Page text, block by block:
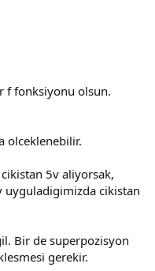
f fonksiyonu olsun.
olceklenebilir.
5v aliyorsak,
cikistan
Bir de superpozisyon
gerekir.